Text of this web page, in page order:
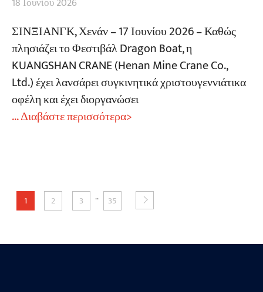
ΣΙΝΞΙΑΝΓΚ, Χενάν – 17 Ιουνίου 2026 – Καθώς
πλησιάζει το Φεστιβάλ Dragon Boat, η
KUANGSHAN CRANE (Henan Mine Crane Co.,
Ltd.) έχει λανσάρει συγκινητικά χριστουγεννιάτικα
οφέλη και έχει διοργανώσει
... Διαβάστε περισσότερα>
1 2 3 .. 35